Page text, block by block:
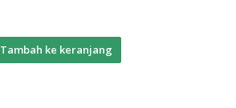
Tambah ke keranjang